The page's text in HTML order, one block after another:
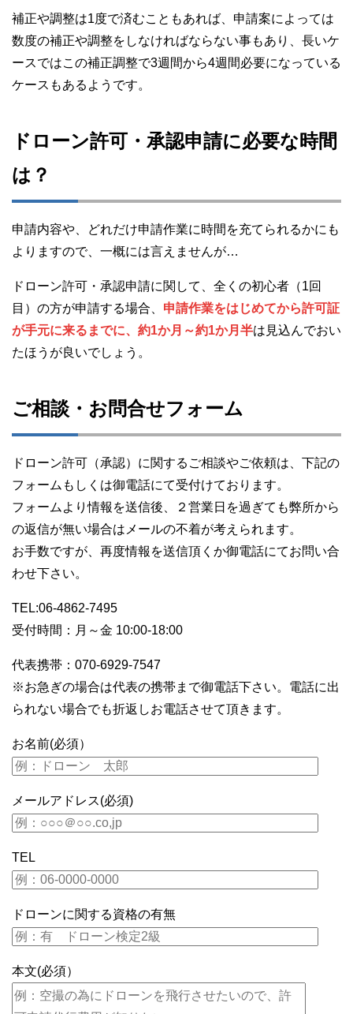
補正や調整は1度で済むこともあれば、申請案によっては
数度の補正や調整をしなければならない事もあり、長いケ
ースではこの補正調整で3週間から4週間必要になっている
ケースもあるようです。
ドローン許可・承認申請に必要な時間
は？
申請内容や、どれだけ申請作業に時間を充てられるかにも
よりますので、一概には言えませんが…
ドローン許可・承認申請に関して、全くの初心者（1回
目）の方が申請する場合、 申請作業をはじめてから許可証
が手元に来るまでに、約1か月～約1か月半は見込んでおい
たほうが良いでしょう。
ご相談・お問合せフォーム
ドローン許可（承認）に関するご相談やご依頼は、下記の
フォームもしくは御電話にて受付けております。
フォームより情報を送信後、２営業日を過ぎても弊所から
の返信が無い場合はメールの不着が考えられます。
お手数ですが、再度情報を送信頂くか御電話にてお問い合
わせ下さい。
TEL:06-4862-7495
受付時間：月～金 10:00-18:00
代表携帯：070-6929-7547
※お急ぎの場合は代表の携帯まで御電話下さい。電話に出
られない場合でも折返しお電話させて頂きます。
お名前(必須）
メールアドレス(必須)
TEL
ドローンに関する資格の有無
本文(必須）